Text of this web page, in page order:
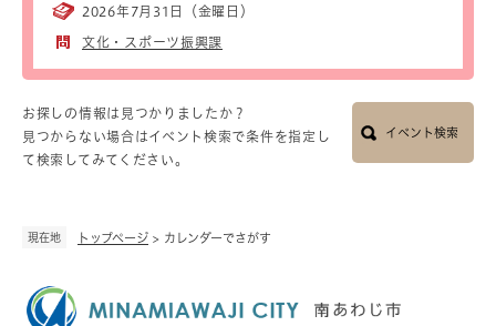
現在地 トップページ > カレンダーでさがす
2026年7月31日（金曜日）
文化・スポーツ振興課
お探しの情報は見つかりましたか？
見つからない場合はイベント検索で条件を指定し
て検索してみてください。
イベント検索